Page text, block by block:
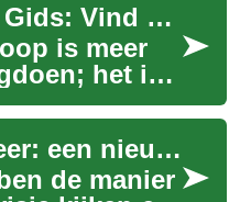
Garageverkoop Gids: Vind Unieke Tweedehands Schatten
is meer
het is
vondsten
Streamen en meer: een nieuwe dimensie in uw huis
de manier